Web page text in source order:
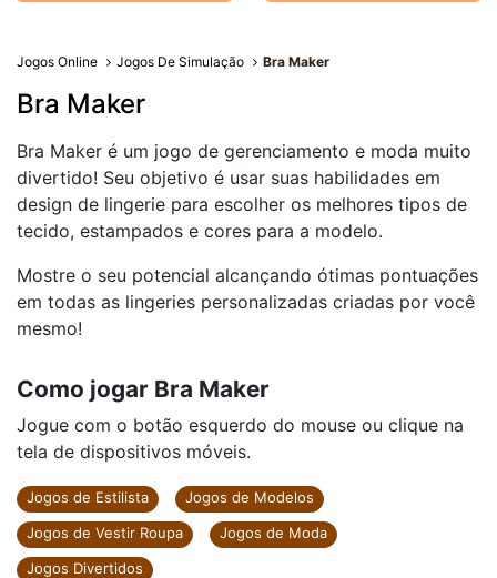
Jogos Online Jogos De Simulação Bra Maker
Bra Maker
Bra Maker é um jogo de gerenciamento e moda muito
divertido! Seu objetivo é usar suas habilidades em
design de lingerie para escolher os melhores tipos de
tecido, estampados e cores para a modelo.
Mostre o seu potencial alcançando ótimas pontuações
em todas as lingeries personalizadas criadas por você
mesmo!
Como jogar Bra Maker
Jogue com o botão esquerdo do mouse ou clique na
tela de dispositivos móveis.
Jogos de Estilista
Jogos de Modelos
Jogos de Vestir Roupa
Jogos de Moda
Jogos Divertidos